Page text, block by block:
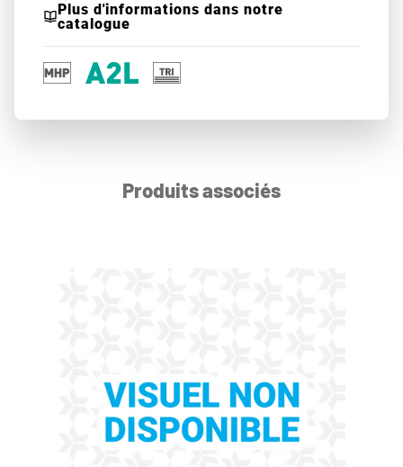
Plus d'informations dans notre
catalogue
Produits associés